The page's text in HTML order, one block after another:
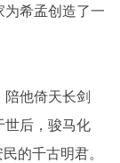
为希孟创造了一
他倚天长剑
世后，骏马化
的千古明君。